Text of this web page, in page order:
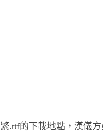
繁.ttf的下載地點，漢儀